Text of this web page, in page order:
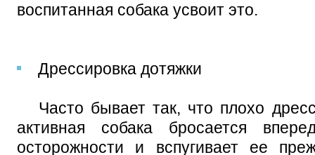
воспитанная собака усвоит это.
Дрессировка дотяжки
Часто бывает так, что плохо
активная собака бросается
осторожности и вспугивает ее